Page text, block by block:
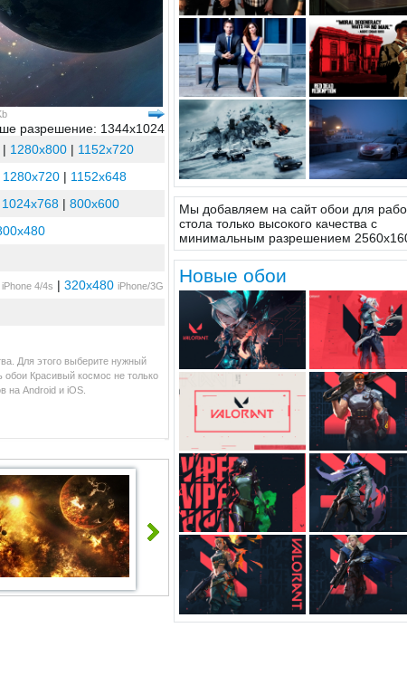
разрешение: 1344x1024
| 1280x800 | 1152x720
1280x720 | 1152x648
1024x768 | 800x600
iPhone 4/4s | 320x480 iPhone/3G
Для этого выберите нужный
Красивый космос не только
на Android и iOS.
Мы добавляем на сайт обои для
стола только высокого качества с
минимальным разрешением
Новые обои